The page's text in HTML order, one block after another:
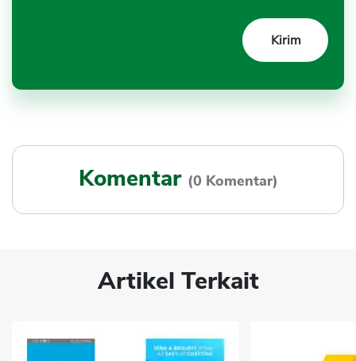
Komentar (0 Komentar)
Artikel Terkait